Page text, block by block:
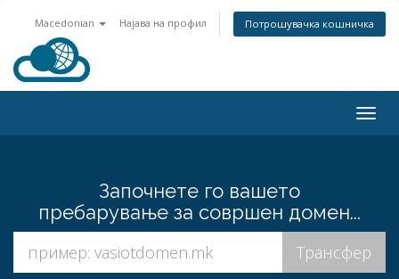
Macedonian Најава на профил Потрошувачка кошничка
Започнете го вашето
пребарување за совршен домен...